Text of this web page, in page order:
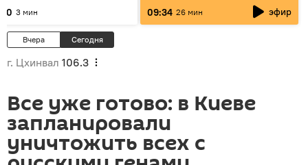
3 мин
малоимущих семей
09:34 26 мин эфир
Вчера Сегодня
г. Цхинвал 106.3
Все уже готово: в Киеве
запланировали
уничтожить всех с